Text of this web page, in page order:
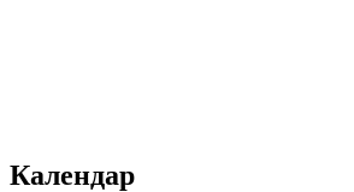
Календар